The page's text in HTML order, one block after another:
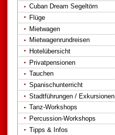
Cuban Dream Segeltörn
Flüge
Mietwagen
Mietwagenrundreisen
Hotelübersicht
Privatpensionen
Tauchen
Spanischunterricht
Stadtführungen / Exkursionen
Tanz-Workshops
Percussion-Workshops
Tipps & Infos